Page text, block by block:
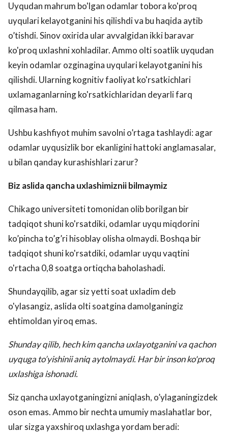
Uyqudan mahrum bo'lgan odamlar tobora ko'proq
uyqulari kelayotganini his qilishdi va bu haqida aytib
o’tishdi. Sinov oxirida ular avvalgidan ikki baravar
ko'proq uxlashni xohladilar. Ammo olti soatlik uyqudan
keyin odamlar ozginagina uyqulari kelayotganini his
qilishdi. Ularning kognitiv faoliyat ko'rsatkichlari
uxlamaganlarning ko'rsatkichlaridan deyarli farq
qilmasa ham.
Ushbu kashfiyot muhim savolni o’rtaga tashlaydi: agar
odamlar uyqusizlik bor ekanligini hattoki anglamasalar,
u bilan qanday kurashishlari zarur?
Biz aslida qancha uxlashimiznii bilmaymiz
Chikago universiteti tomonidan olib borilgan bir
tadqiqot shuni ko'rsatdiki, odamlar uyqu miqdorini
ko’pincha to’g’ri hisoblay olisha olmaydi. Boshqa bir
tadqiqot shuni ko'rsatdiki, odamlar uyqu vaqtini
o'rtacha 0,8 soatga ortiqcha baholashadi.
Shundayqilib, agar siz yetti soat uxladim deb
o'ylasangiz, aslida olti soatgina damolganingiz
ehtimoldan yiroq emas.
Shunday qilib, hech kim qancha uxlayotganini va qachon
uyquga to’yishinii aniq aytolmaydi. Har bir inson ko'proq
uxlashiga ishonadi.
Siz qancha uxlayotganingizni aniqlash, o’ylaganingizdek
oson emas. Ammo bir nechta umumiy maslahatlar bor,
ular sizga yaxshiroq uxlashga yordam beradi: